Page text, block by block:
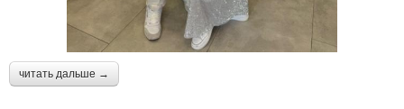
читать дальше →